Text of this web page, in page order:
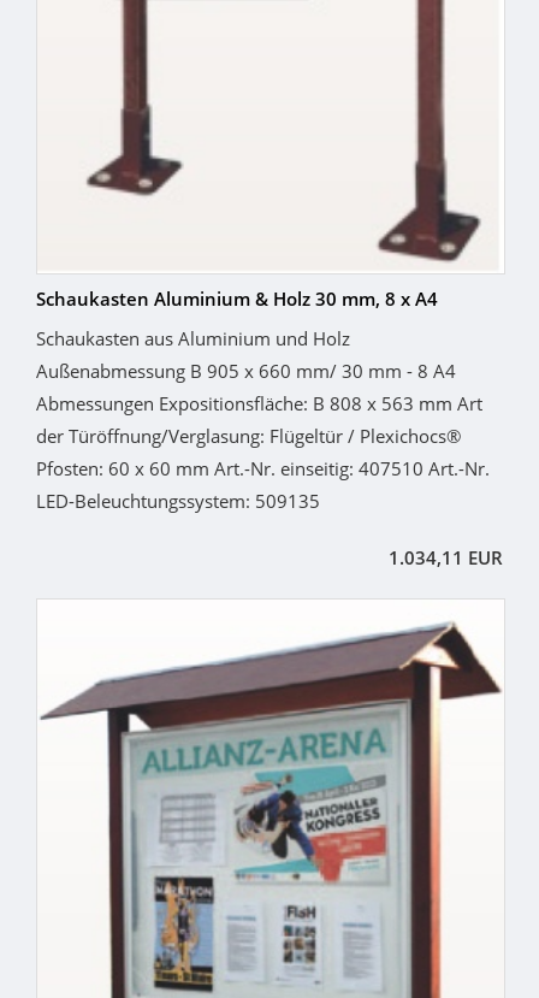
Schaukasten Aluminium & Holz 30 mm, 8 x A4
Schaukasten aus Aluminium und Holz
Außenabmessung B 905 x 660 mm/ 30 mm - 8 A4
Abmessungen Expositionsfläche: B 808 x 563 mm Art
der Türöffnung/Verglasung: Flügeltür / Plexichocs®
Pfosten: 60 x 60 mm Art.-Nr. einseitig: 407510 Art.-Nr.
LED-Beleuchtungssystem: 509135
1.034,11 EUR